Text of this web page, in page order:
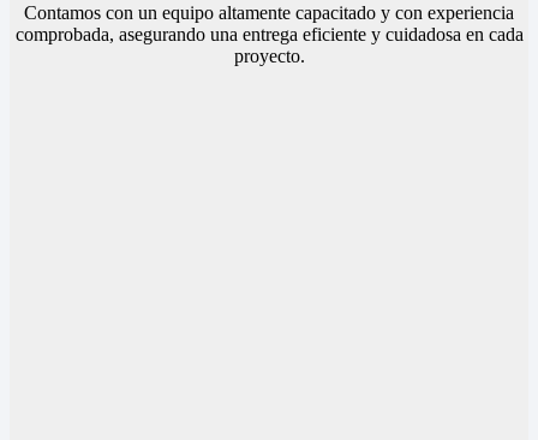
Contamos con un equipo altamente capacitado y con experiencia
comprobada, asegurando una entrega eficiente y cuidadosa en cada
proyecto.